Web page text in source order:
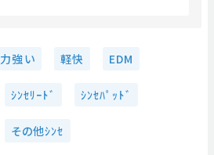
力強い 軽快 EDM
ｼﾝｾﾘｰﾄﾞ ｼﾝｾﾊﾟｯﾄﾞ
その他ｼﾝｾ